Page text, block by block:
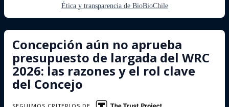
Ética y transparencia de BioBioChile
Concepción aún no aprueba
presupuesto de largada del WRC
2026: las razones y el rol clave
del Concejo